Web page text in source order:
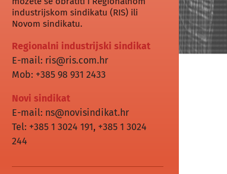
industrijskom sindikatu (RIS) ili
Novom sindikatu.
Regionalni industrijski sindikat
E-mail: ris@ris.com.hr
Mob: +385 98 931 2433
Novi sindikat
E-mail: ns@novisindikat.hr
Tel: +385 1 3024 191, +385 1 3024
244